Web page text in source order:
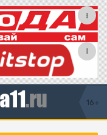
16+